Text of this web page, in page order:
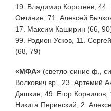
19. Владимир Коротеев,
Овчинин, 71. Алексей
17. Максим Каширин (66,
99. Родион Усков, 11.
(68, 79)
«МФА» (светло-синие ф.,
Волкович вр., 23. Артемий
Дашкин, 49. Егор
Никита Перинский, 2.